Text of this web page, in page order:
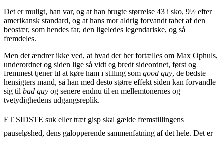
Det er muligt, han var, og at han brugte størrelse 43 i sko, 9½ efter
amerikansk standard, og at hans mor aldrig forvandt tabet af den
beostær, som hendes far, den ligeledes legendariske, og så
fremdeles.
Men det ændrer ikke ved, at hvad der her fortælles om Max Ophuls,
underordnet og siden lige så vidt og bredt sideordnet, først og
fremmest tjener til at køre ham i stilling som good guy, de bedste
hensigters mand, så han med desto større effekt siden kan forvandle
sig til bad guy og senere endnu til en mellemtonernes og
tvetydighedens udgangsreplik.
ET SIDSTE suk eller træt gisp skal gælde fremstillingens
pauseløshed, dens galopperende sammenfatning af det hele. Det er